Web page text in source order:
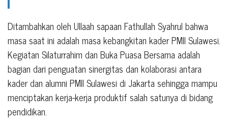
Ditambahkan oleh Ullaah sapaan Fathullah Syahrul bahwa
masa saat ini adalah masa kebangkitan kader PMII Sulawesi.
Kegiatan Silaturrahim dan Buka Puasa Bersama adalah
bagian dari penguatan sinergitas dan kolaborasi antara
kader dan alumni PMII Sulawesi di Jakarta sehingga mampu
menciptakan kerja-kerja produktif salah satunya di bidang
pendidikan.